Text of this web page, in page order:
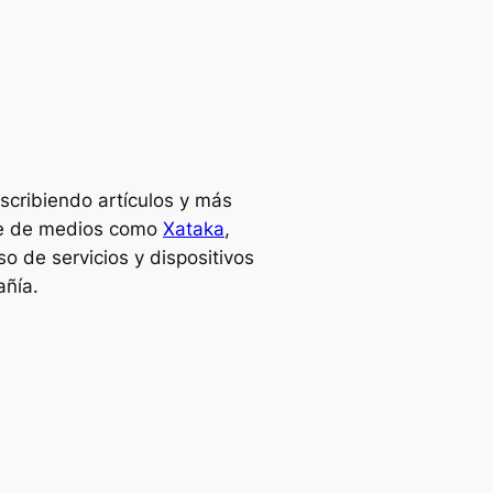
artículos y más
de medios como Xataka,
de servicios y dispositivos